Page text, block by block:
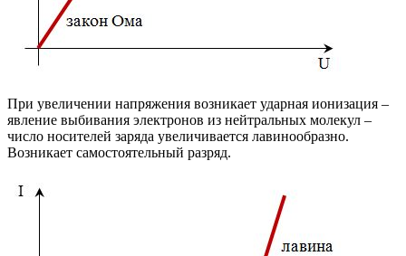
При увеличении напряжения возникает ударная ионизация –
явление выбивания электронов из нейтральных молекул –
число носителей заряда увеличивается лавинообразно.
Возникает самостоятельный разряд.